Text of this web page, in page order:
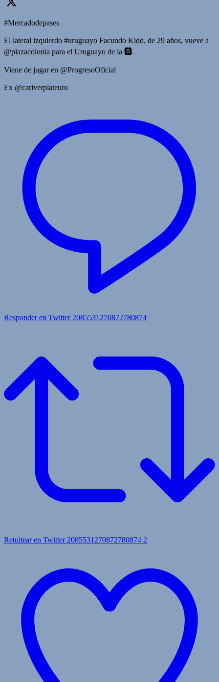
#Mercadodepases
El lateral izquierdo #uruguayo Facundo Kidd, de 29 años, vueve a
@plazacolonia para el Uruguayo de la 🅱️.
Viene de jugar en @ProgresoOficial
Ex @cariverplateuru
Responder en Twitter 2085531270872780874
Retuitear en Twitter 2085531270872780874 2